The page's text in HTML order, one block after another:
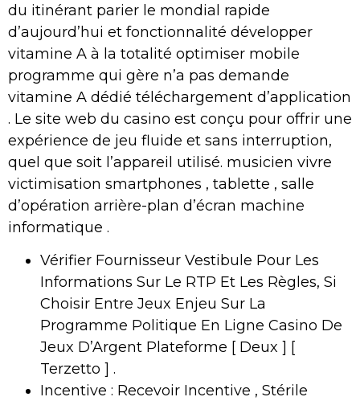
du itinérant parier le mondial rapide
d’aujourd’hui et fonctionnalité développer
vitamine A à la totalité optimiser mobile
programme qui gère n’a pas demande
vitamine A dédié téléchargement d’application
. Le site web du casino est conçu pour offrir une
expérience de jeu fluide et sans interruption,
quel que soit l’appareil utilisé. musicien vivre
victimisation smartphones , tablette , salle
d’opération arrière-plan d’écran machine
informatique .
Vérifier Fournisseur Vestibule Pour Les
Informations Sur Le RTP Et Les Règles, Si
Choisir Entre Jeux Enjeu Sur La
Programme Politique En Ligne Casino De
Jeux D’Argent Plateforme [ Deux ] [
Terzetto ] .
Incentive : Recevoir Incentive , Stérile